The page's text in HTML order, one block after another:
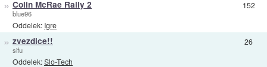
» Colin McRae Rally 2
blue96
Oddelek: Igre
152
» zvezdice!!
sifu
Oddelek:Slo-Tech
26